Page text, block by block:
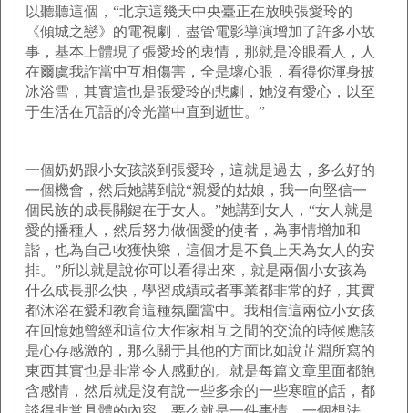
以聽聽這個，“北京這幾天中央臺正在放映張愛玲的
《傾城之戀》的電視劇，盡管電影導演增加了許多小故
事，基本上體現了張愛玲的衷情，那就是冷眼看人，人
在爾虞我詐當中互相傷害，全是壞心眼，看得你渾身披
冰浴雪，其實這也是張愛玲的悲劇，她沒有愛心，以至
于生活在冗語的冷光當中直到逝世。”
一個奶奶跟小女孩談到張愛玲，這就是過去，多么好的
一個機會，然后她講到說“親愛的姑娘，我一向堅信一
個民族的成長關鍵在于女人。”她講到女人，“女人就是
愛的播種人，然后努力做個愛的使者，為事情增加和
諧，也為自己收獲快樂，這個才是不負上天為女人的安
排。”所以就是說你可以看得出來，就是兩個小女孩為
什么成長那么快，學習成績或者事業都非常的好，其實
都沐浴在愛和教育這種氛圍當中。我相信這兩位小女孩
在回憶她曾經和這位大作家相互之間的交流的時候應該
是心存感激的，那么關于其他的方面比如說芷淵所寫的
東西其實也是非常令人感動的。就是每篇文章里面都飽
含感情，然后就是沒有說一些多余的一些寒暄的話，都